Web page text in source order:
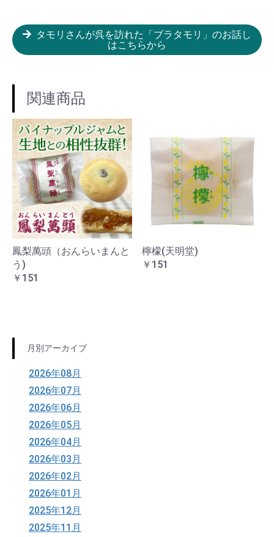
タモリさんが呉を訪れた「ブラタモリ」のお話し
はこちらから
関連商品
鳳梨萬頭（おんらいまんと
う)
￥151
檸檬(天明堂)
￥151
月別アーカイブ
2026年08月
2026年07月
2026年06月
2026年05月
2026年04月
2026年03月
2026年02月
2026年01月
2025年12月
2025年11月